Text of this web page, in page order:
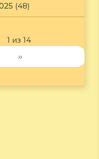
(48)
1 из 14
››